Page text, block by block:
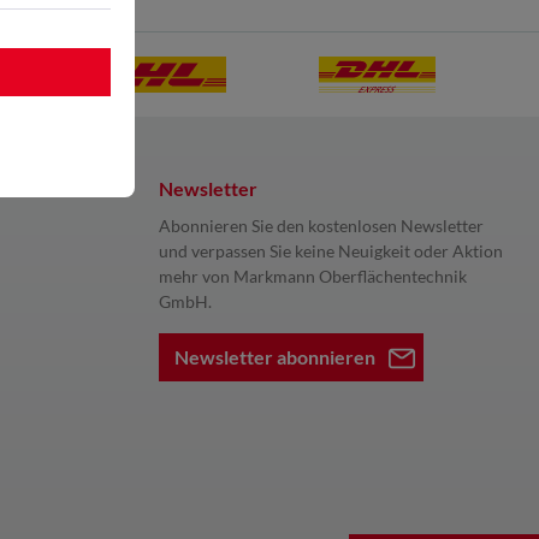
Newsletter
Abonnieren Sie den kostenlosen Newsletter
und verpassen Sie keine Neuigkeit oder Aktion
mehr von Markmann Oberflächentechnik
GmbH.
Newsletter abonnieren